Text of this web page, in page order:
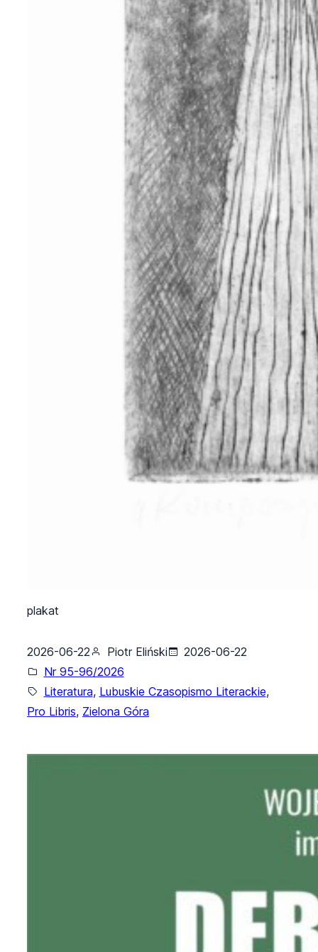
plakat
2026-06-22 Piotr Eliński
2026-06-22
Nr 95-96/2026
Literatura, Lubuskie Czasopismo Literackie,
Pro Libris, Zielona Góra